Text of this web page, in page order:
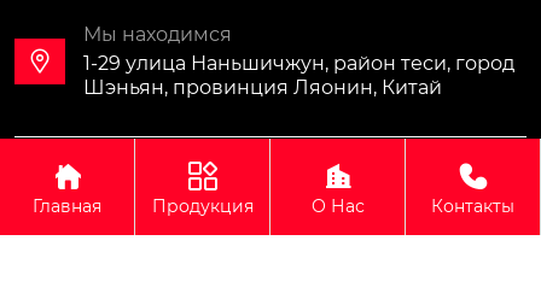

Мы находимся
1-29 улица Наньшичжун, район теси, город
Шэньян, провинция Ляонин, Китай
Авторское право©ООО Синомали Тяжёлая Машина
Экспортно-импортная компания(Шэньян)

Главная

Продукция

О Нас

Контакты